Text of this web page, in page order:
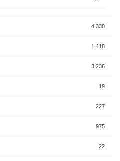
4,330
1,418
3,236
19
227
975
22